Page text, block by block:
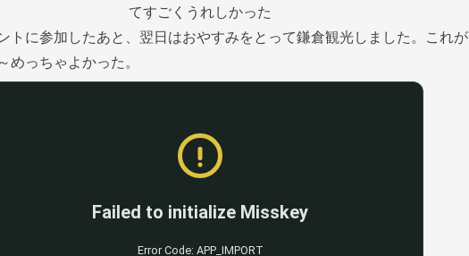
てすごくうれしかった
トに参加したあと、翌日はおやすみをとって鎌倉観光しました。これが
めっちゃよかった。